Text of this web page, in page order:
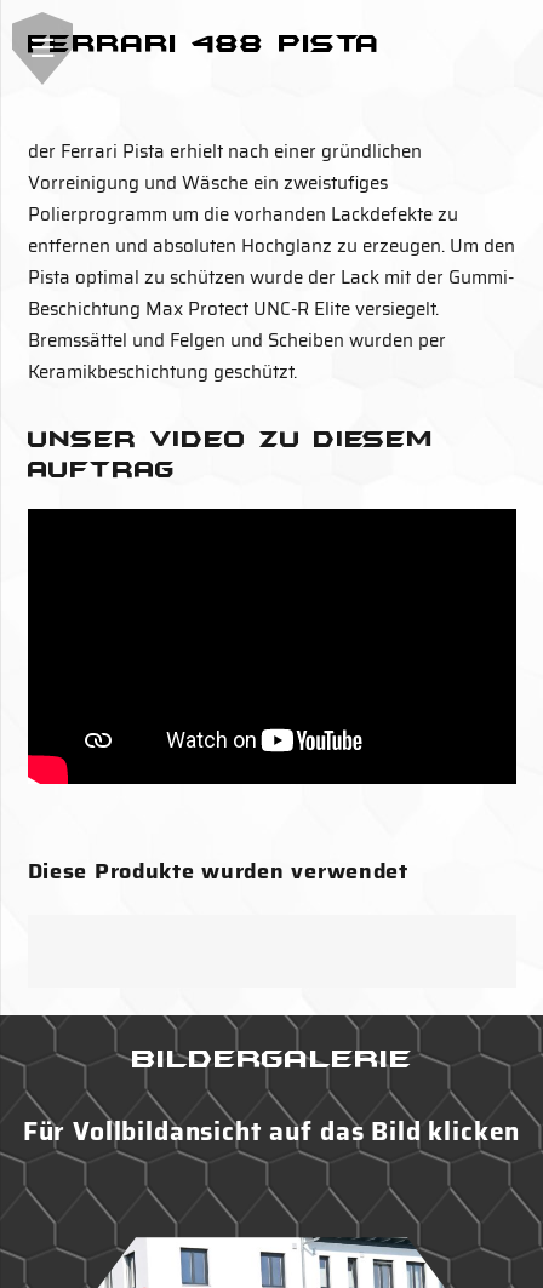
Ferrari 488 Pista
der Ferrari Pista erhielt nach einer gründlichen
Vorreinigung und Wäsche ein zweistufiges
Polierprogramm um die vorhanden Lackdefekte zu
entfernen und absoluten Hochglanz zu erzeugen. Um den
Pista optimal zu schützen wurde der Lack mit der Gummi-
Beschichtung Max Protect UNC-R Elite versiegelt.
Bremssättel und Felgen und Scheiben wurden per
Keramikbeschichtung geschützt.
Unser Video zu diesem
Auftrag
Bildergalerie
Für Vollbildansicht auf das Bild klicken